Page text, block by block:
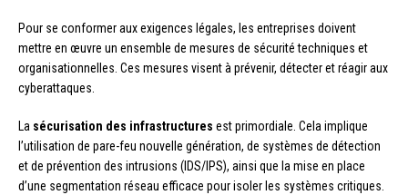
Pour se conformer aux exigences légales, les entreprises doivent
mettre en œuvre un ensemble de mesures de sécurité techniques et
organisationnelles. Ces mesures visent à prévenir, détecter et réagir aux
cyberattaques.
La sécurisation des infrastructures est primordiale. Cela implique
l’utilisation de pare-feu nouvelle génération, de systèmes de détection
et de prévention des intrusions (IDS/IPS), ainsi que la mise en place
d’une segmentation réseau efficace pour isoler les systèmes critiques.